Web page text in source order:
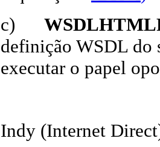
c)
definição WSDL do
executar o papel
Indy (Internet